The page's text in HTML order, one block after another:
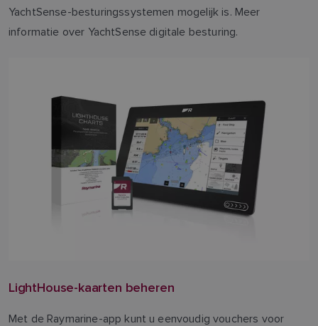
YachtSense-besturingssystemen mogelijk is. Meer
informatie over YachtSense digitale besturing.
LightHouse-kaarten beheren
Met de Raymarine-app kunt u eenvoudig vouchers voor